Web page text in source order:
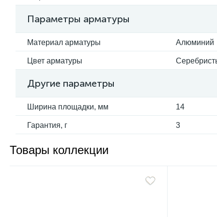
Параметры арматуры
Материал арматуры Алюминий
Цвет арматуры
Другие параметры
Ширина площадки, мм 14
Гарантия, г 3
Товары коллекции